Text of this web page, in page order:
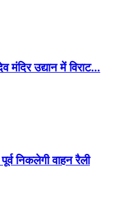
उद्यान में विराट...
निकलेगी वाहन रैली